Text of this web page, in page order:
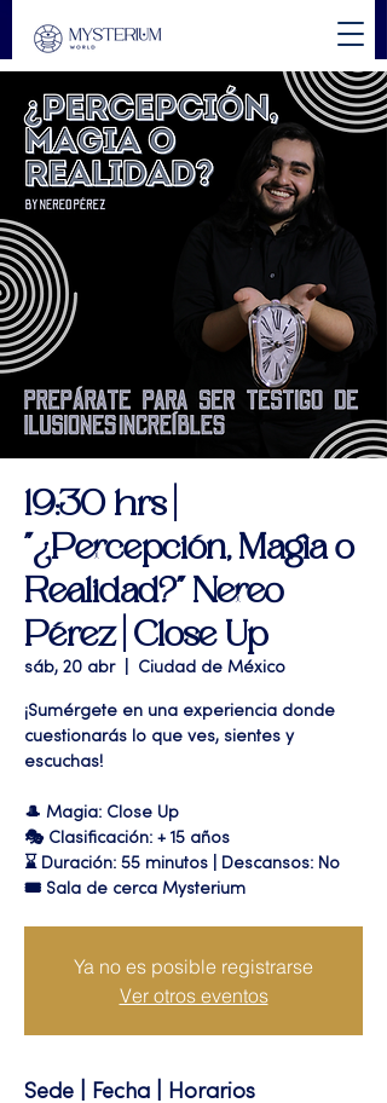
19:30 hrs |
"¿Percepción, Magia o
Realidad?" Nereo
Pérez | Close Up
sáb, 20 abr
  |
Ciudad de México
¡Sumérgete en una experiencia donde
cuestionarás lo que ves, sientes y
escuchas!
🎩 Magia: Close Up
🎭 Clasificación: + 15 años
⌛ Duración: 55 minutos | Descansos: No
🎟 Sala de cerca Mysterium
Ya no es posible registrarse
Ver otros eventos
Sede | Fecha | Horarios